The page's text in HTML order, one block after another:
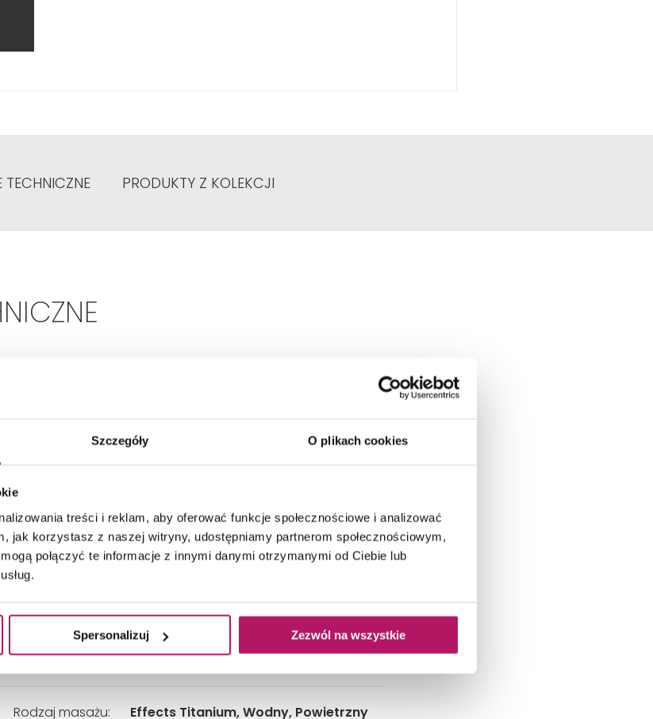
Szczegóły O plikach cookies
treści i reklam, aby oferować funkcje społecznościowe i analizować
jak korzystasz z naszej witryny, udostępniamy partnerom społecznościowym,
połączyć te informacje z innymi danymi otrzymanymi od Ciebie lub
Spersonalizuj Zezwól na wszystkie
TECHNICZNE PRODUKTY Z KOLEKCJI
Wariant: Lewa
Długość: 1400 mm
Szerokość: 1000 mm
Wysokość: 450 mm
Rodzaj masażu: Effects Titanium, Wodny, Powietrzny